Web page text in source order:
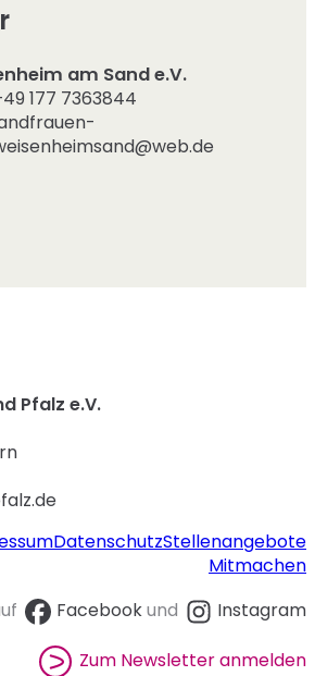
am Sand e.V.
177 7363844
Pfalz e.V.
DatenschutzStellenangebote
Mitmachen
Facebookund
Instagram
Zum Newsletter anmelden